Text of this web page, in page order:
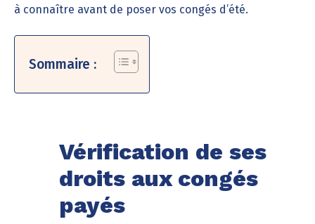
à connaître avant de poser vos congés d’été.
Sommaire :
Vérification de ses
droits aux congés
payés